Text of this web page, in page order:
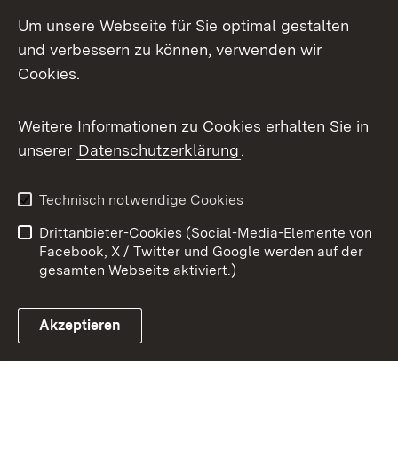
X / Twitter
Youtube
Link zum Landesportal
Kontakt
Datenschutz
Barrierefreiheit
Impressum
Cookies
Um unsere Webseite für Sie optimal gestalten
und verbessern zu können, verwenden wir
Cookies.
Weitere Informationen zu Cookies erhalten Sie in
unserer Datenschutzerklärung.
Technisch notwendige Cookies
Drittanbieter-Cookies (Social-Media-Elemente von
Facebook, X / Twitter und Google werden auf der
gesamten Webseite aktiviert.)
Akzeptieren